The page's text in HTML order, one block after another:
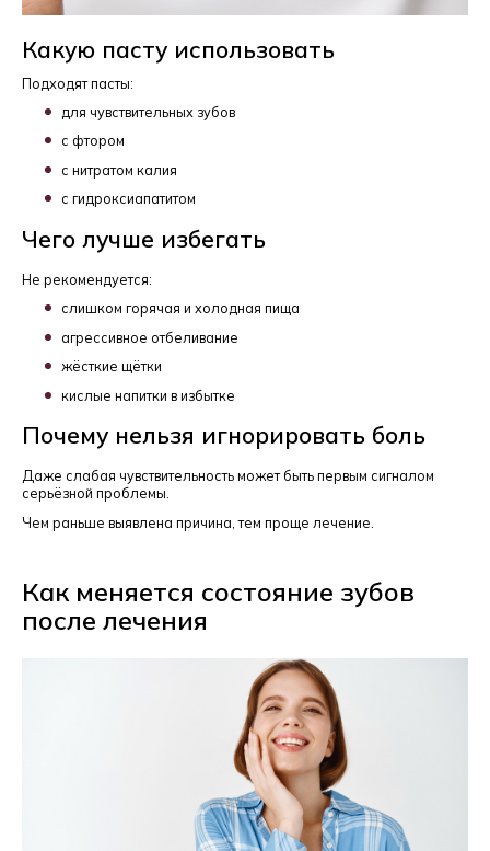
Какую пасту использовать
Подходят пасты:
для чувствительных зубов
с фтором
с нитратом калия
с гидроксиапатитом
Чего лучше избегать
Не рекомендуется:
слишком горячая и холодная пища
агрессивное отбеливание
жёсткие щётки
кислые напитки в избытке
Почему нельзя игнорировать боль
Даже слабая чувствительность может быть первым сигналом
серьёзной проблемы.
Чем раньше выявлена причина, тем проще лечение.
Как меняется состояние зубов
после лечения